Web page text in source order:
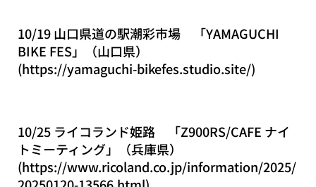
10/19 山口県道の駅潮彩市場 「YAMAGUCHI
BIKE FES」（山口県）
(https://yamaguchi-bikefes.studio.site/)
10/25 ライコランド姫路 「Z900RS/CAFE ナイ
トミーティング」（兵庫県）
(https://www.ricoland.co.jp/information/2025/